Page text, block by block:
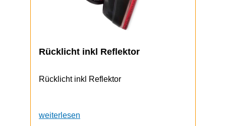
Rücklicht inkl Reflektor
Rücklicht inkl Reflektor
weiterlesen